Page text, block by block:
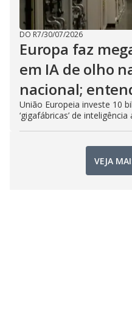
DO R7/30/07/2026
Europa faz
em IA de olho
nacional;
União Europeia investe 10
‘gigafábricas’ de inteligência
VEJA